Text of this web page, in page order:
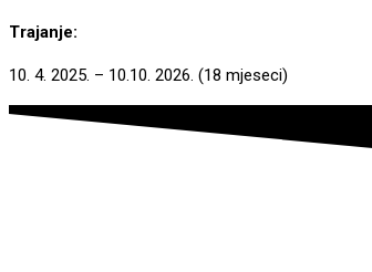
Trajanje:
10. 4. 2025. – 10.10. 2026. (18 mjeseci)